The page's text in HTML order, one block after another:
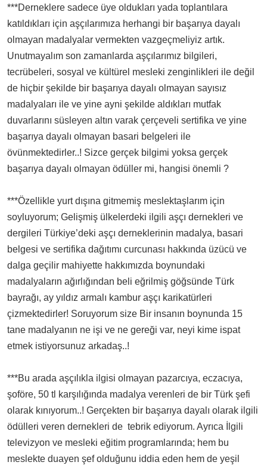
***Derneklere sadece üye oldukları yada toplantılara
katıldıkları için aşçılarımıza herhangi bir başarıya dayalı
olmayan madalyalar vermekten vazgeçmeliyiz artık.
Unutmayalım son zamanlarda aşçılarımız bilgileri,
tecrübeleri, sosyal ve kültürel mesleki zenginlikleri ile değil
de hiçbir şekilde bir başarıya dayalı olmayan sayısız
madalyaları ile ve yine ayni şekilde aldıkları mutfak
duvarlarını süsleyen altın varak çerçeveli sertifika ve yine
başarıya dayalı olmayan basari belgeleri ile
övünmektedirler..! Sizce gerçek bilgimi yoksa gerçek
başarıya dayalı olmayan ödüller mi, hangisi önemli ?
***Özellikle yurt dışına gitmemiş meslektaşlarım için
soyluyorum; Gelişmiş ülkelerdeki ilgili aşçı dernekleri ve
dergileri Türkiye’deki aşçı derneklerinin madalya, basari
belgesi ve sertifika dağıtımı curcunası hakkında üzücü ve
dalga geçilir mahiyette hakkımızda boynundaki
madalyaların ağırlığından beli eğrilmiş göğsünde Türk
bayrağı, ay yıldız armalı kambur aşçı karikatürleri
çizmektedirler! Soruyorum size Bir insanın boynunda 15
tane madalyanın ne işi ve ne gereği var, neyi kime ispat
etmek istiyorsunuz arkadaş..!
***Bu arada aşçılıkla ilgisi olmayan pazarcıya, eczacıya,
şoföre, 50 tl karşılığında madalya verenleri de bir Türk şefi
olarak kınıyorum..! Gerçekten bir başarıya dayalı olarak ilgili
ödülleri veren dernekleri de tebrik ediyorum. Ayrıca İlgili
televizyon ve mesleki eğitim programlarında; hem bu
meslekte duayen şef olduğunu iddia eden hem de yeşil